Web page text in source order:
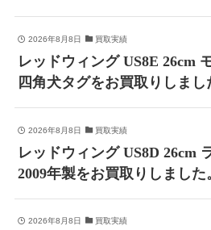
2026年8月8日 買取実績
レッドウィング US8E 26cm
四角犬タグをお買取りしまし
2026年8月8日 買取実績
レッドウィング US8D 26cm
2009年製をお買取りしました
2026年8月8日 買取実績